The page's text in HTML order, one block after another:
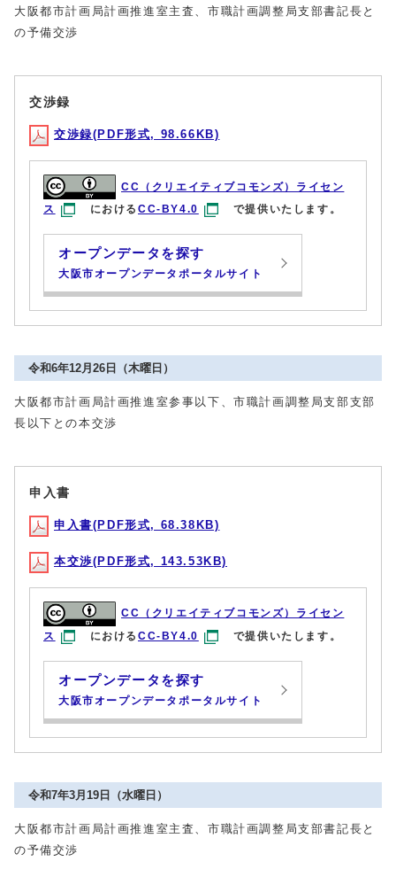
大阪都市計画局計画推進室主査、市職計画調整局支部書記長と
の予備交渉
交渉録
交渉録(PDF形式, 98.66KB)
CC（クリエイティブコモンズ）ライセン
ス
におけるCC-BY4.0 で提供いたします。
オープンデータを探す
大阪市オープンデータポータルサイト
令和6年12月26日（木曜日）
大阪都市計画局計画推進室参事以下、市職計画調整局支部支部
長以下との本交渉
申入書
申入書(PDF形式, 68.38KB)
本交渉(PDF形式, 143.53KB)
CC（クリエイティブコモンズ）ライセン
ス
におけるCC-BY4.0 で提供いたします。
オープンデータを探す
大阪市オープンデータポータルサイト
令和7年3月19日（水曜日）
大阪都市計画局計画推進室主査、市職計画調整局支部書記長と
の予備交渉